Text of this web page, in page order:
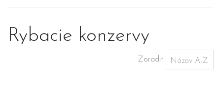
Rybacie konzervy
Zoradiť: